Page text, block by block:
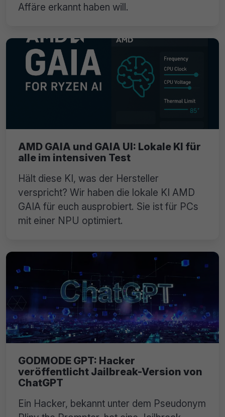
Affäre erkannt haben will.
AMD GAIA und GAIA UI: Lokale KI für
alle im intensiven Test
Hält diese KI, was der Hersteller
verspricht? Wir haben die lokale KI AMD
GAIA für euch ausprobiert. Sie ist für PCs
mit einer NPU optimiert.
GODMODE GPT: Hacker
veröffentlicht Jailbreak-Version von
ChatGPT
Ein Hacker, bekannt unter dem Pseudonym